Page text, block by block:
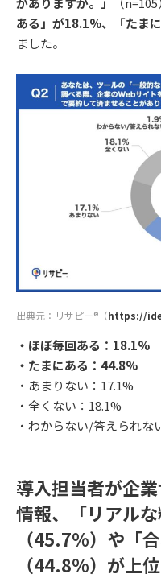
ある」が18.1%、「たま
ました。
出典元：リサピー®︎（https://
・ほぼ毎回ある：18.1%
・たまにある：44.8%
・あまりない：17.1%
・全くない：18.1%
・わからない/答えられな
導入担当者が企
情報、「リアルな
（45.7%）や「
（44.8%）が上